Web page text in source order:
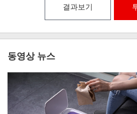
결과보기
동영상 뉴스